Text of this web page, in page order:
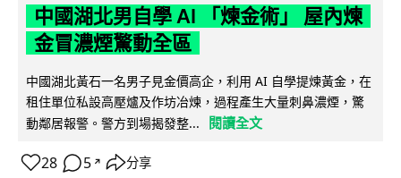
中國湖北男自學 AI 「煉金術」 屋內煉
金冒濃煙驚動全區
中國湖北黃石一名男子見金價高企，利用 AI 自學提煉黃金，在
租住單位私設高壓爐及作坊冶煉，過程產生大量刺鼻濃煙，驚
動鄰居報警。警方到場揭發整...
閱讀全文
28 5 ↗ 分享